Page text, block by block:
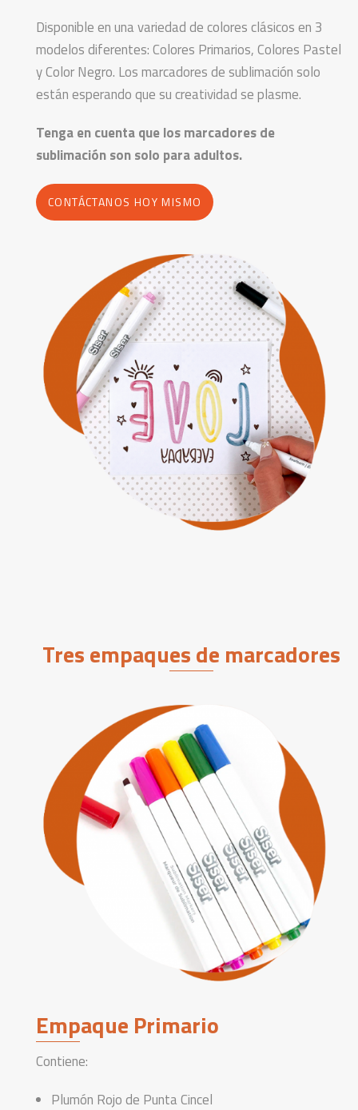
Disponible en una variedad de colores clásicos en 3
modelos diferentes: Colores Primarios, Colores Pastel
y Color Negro. Los marcadores de sublimación solo
están esperando que su creatividad se plasme.
Tenga en cuenta que los marcadores de
sublimación son solo para adultos.
CONTÁCTANOS HOY MISMO
Tres empaques de marcadores
Empaque Primario
Contiene:
Plumón Rojo de Punta Cincel